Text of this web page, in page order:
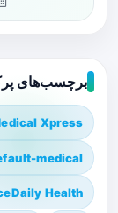
برچسب‌های
Xpress
medical
Health